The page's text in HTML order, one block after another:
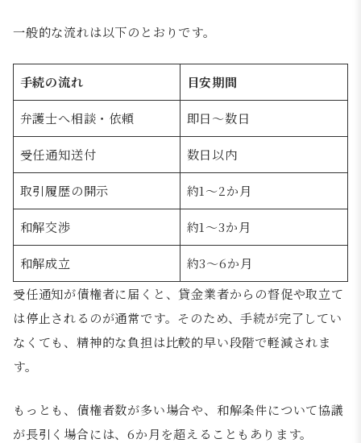
一般的な流れは以下のとおりです。
手続の流れ 目安期間
弁護士へ相談・依頼 即日〜数日
受任通知送付 数日以内
取引履歴の開示 約1〜2か月
和解交渉 約1〜3か月
和解成立
約3〜6か月
受任通知が債権者に届くと、貸金業者からの督促や取立て
は停止されるのが通常です。そのため、手続が完了してい
なくても、精神的な負担は比較的早い段階で軽減されま
す。
もっとも、債権者数が多い場合や、和解条件について協議
が長引く場合には、6か月を超えることもあります。